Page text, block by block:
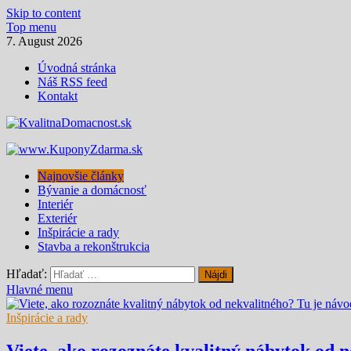
Skip to content
Top menu
7. August 2026
Úvodná stránka
Náš RSS feed
Kontakt
KvalitnaDomacnost.sk
Magazín moderného bývania
Najnovšie články
Bývanie a domácnosť
Interiér
Exteriér
Inšpirácie a rady
Stavba a rekonštrukcia
Hľadať:
Hlavné menu
Inšpirácie a rady